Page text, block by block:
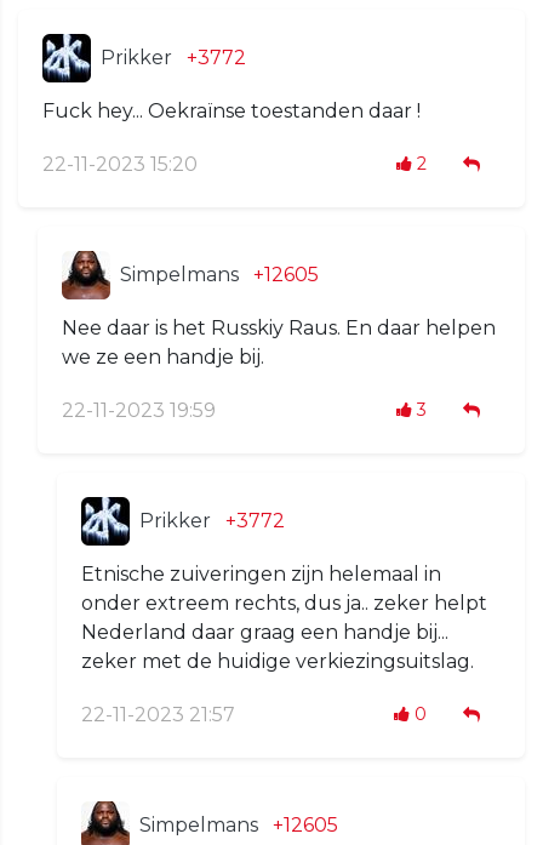
Prikker +3772
Fuck hey... Oekraïnse toestanden daar !
22-11-2023 15:20 2
Simpelmans +12605
Nee daar is het Russkiy Raus. En daar helpen
we ze een handje bij.
22-11-2023 19:59 3
Prikker +3772
Etnische zuiveringen zijn helemaal in
onder extreem rechts, dus ja.. zeker helpt
Nederland daar graag een handje bij...
zeker met de huidige verkiezingsuitslag.
22-11-2023 21:57 0
Simpelmans +12605